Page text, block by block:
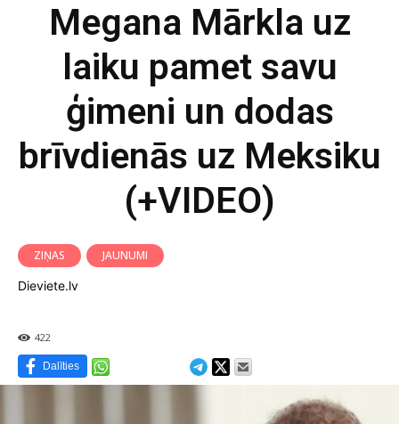
Megana Mārkla uz
laiku pamet savu
ģimeni un dodas
brīvdienās uz Meksiku
(+VIDEO)
ZIŅAS
JAUNUMI
Dieviete.lv
422
Dalīties